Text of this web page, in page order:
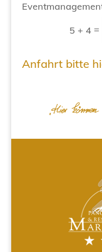
5 + 4 =
Anfahrt bitte